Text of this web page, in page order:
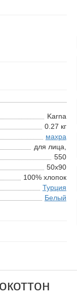
Karna
0.27 кг
махра
для лица,
550
50х90
100% хлопок
Турция
Белый